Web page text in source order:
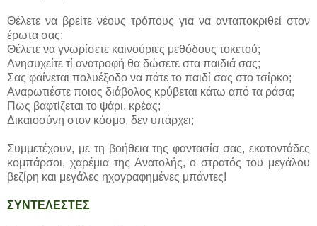
Θέλετε να βρείτε νέους τρόπους για να ανταποκριθεί στον
έρωτα σας;
Θέλετε να γνωρίσετε καινούριες μεθόδους τοκετού;
Ανησυχείτε τί ανατροφή θα δώσετε στα παιδιά σας;
Σας φαίνεται πολυέξοδο να πάτε το παιδί σας στο τσίρκο;
Αναρωτιέστε ποιος διάβολος κρύβεται κάτω από τα ράσα;
Πως βαφτίζεται το ψάρι, κρέας;
Δικαιοσύνη στον κόσμο, δεν υπάρχει;
Συμμετέχουν, με τη βοήθεια της φαντασία σας, εκατοντάδες
κομπάρσοι, χαρέμια της Ανατολής, ο στρατός του μεγάλου
βεζίρη και μεγάλες ηχογραφημένες μπάντες!
ΣΥΝΤΕΛΕΣΤΕΣ